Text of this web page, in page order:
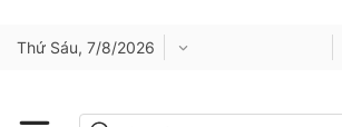
Thứ Sáu, 7/8/2026